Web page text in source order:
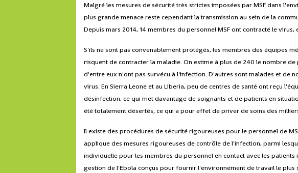
Malgré les mesures de sécurité très strictes imposées par MSF dans
plus grande menace reste cependant la transmission au sein de la
Depuis mars 2014, 14 membres du personnel MSF ont contracté le
S'ils ne sont pas convenablement protégés, les membres des équipes
risquent de contracter la maladie. On estime à plus de 240 le nombre
d'entre eux n'ont pas survécu à l'infection. D'autres sont malades et de
virus. En Sierra Leone et au Liberia, peu de centres de santé ont reçu
désinfection, ce qui met davantage de soignants et de patients en
été totalement désertés, ce qui a pour effet de priver de soins des
Il existe des procédures de sécurité rigoureuses pour le personnel de
applique des mesures rigoureuses de contrôle de l'infection, parmi
individuelle pour les membres du personnel en contact avec les
gestion de l'Ebola conçus pour fournir l'environnement de travail le